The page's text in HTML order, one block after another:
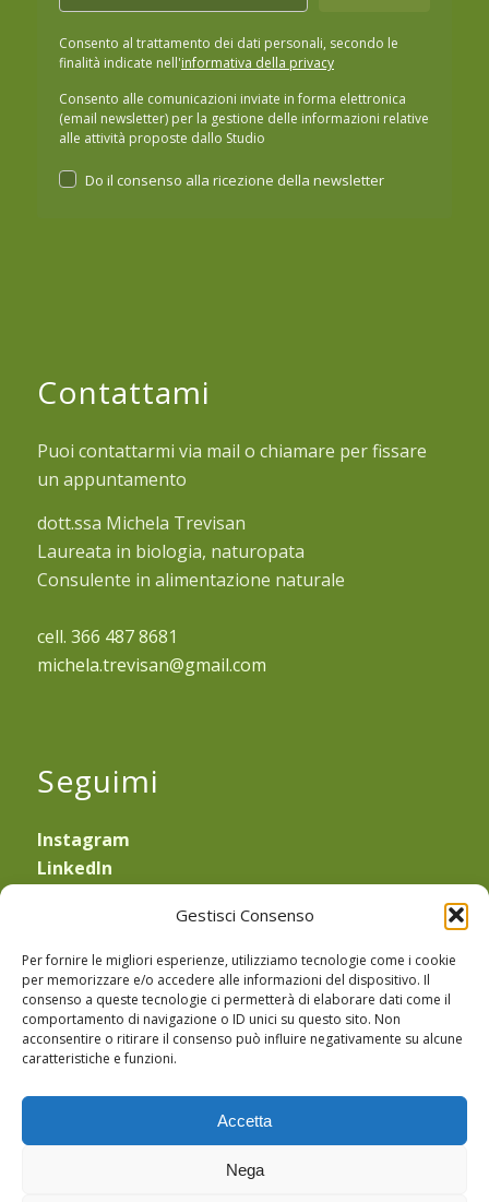
Gestisci Consenso
Per fornire le migliori esperienze, utilizziamo tecnologie come i cookie
per memorizzare e/o accedere alle informazioni del dispositivo. Il
consenso a queste tecnologie ci permetterà di elaborare dati come il
comportamento di navigazione o ID unici su questo sito. Non
acconsentire o ritirare il consenso può influire negativamente su alcune
caratteristiche e funzioni.
Accetta
Nega
Consento al trattamento dei dati personali, secondo le
finalità indicate nell'informativa della privacy
Consento alle comunicazioni inviate in forma elettronica
(email newsletter) per la gestione delle informazioni relative
alle attività proposte dallo Studio
Do il consenso alla ricezione della newsletter
Contattami
Puoi contattarmi via mail o chiamare per fissare
un appuntamento
dott.ssa Michela Trevisan
Laureata in biologia, naturopata
Consulente in alimentazione naturale
cell. 366 487 8681
michela.trevisan@gmail.com
Seguimi
Instagram
LinkedIn
Obblighi di legge
Privacy PolicyeCookie Policy
Sede Legale: Via Equilio 21
30175 Marghera (VE)
CF: TRVMHL64P43L736E
PIVA: 03183440274
PEC: michela.trevisan@pec.enpab.it